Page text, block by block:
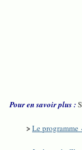
Pour en savoir plus :
>Le programme